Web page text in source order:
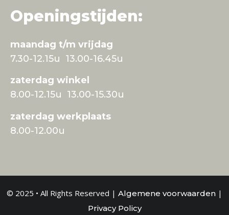
Openingstijden:
maandag t/m vrijdag
7.30-12.15u 13.00-16.45u
zaterdag winkel
8.00-12.15u 13.00-15.30u
zaterdag werkplaats
8.00-12.00u
© 2025 • All Rights Reserved | Algemene voorwaarden |
Privacy Policy